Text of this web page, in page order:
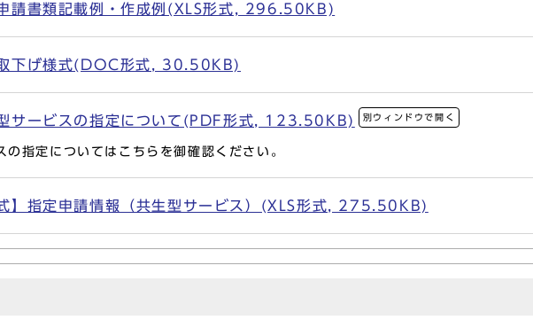
請書類記載例・作成例(XLS形式, 296.50KB)
下げ様式(DOC形式, 30.50KB)
サービスの指定について(PDF形式, 123.50KB) 別ウィンドウで開く
の指定についてはこちらを御確認ください。
指定申請情報（共生型サービス）(XLS形式, 275.50KB)